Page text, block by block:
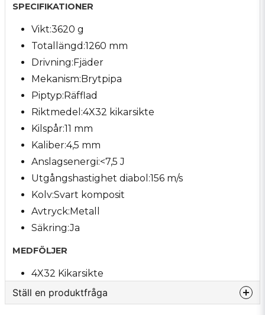
SPECIFIKATIONER
Vikt:3620 g
Totallängd:1260 mm
Drivning:Fjäder
Mekanism:Brytpipa
Piptyp:Räfflad
Riktmedel:4X32 kikarsikte
Kilspår:11 mm
Kaliber:4,5 mm
Anslagsenergi:<7,5 J
Utgångshastighet diabol:156 m/s
Kolv:Svart komposit
Avtryck:Metall
Säkring:Ja
MEDFÖLJER
4X32 Kikarsikte
Ställ en produktfråga